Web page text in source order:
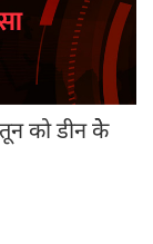
को डीन केे